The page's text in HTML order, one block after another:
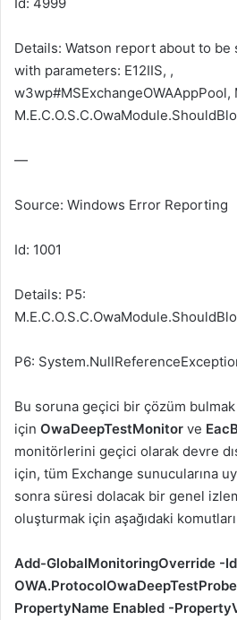
Id: 4999
Details: Watson report about to
with parameters: E12IIS, ,
w3wp#MSExchangeOWAAppPool,
—
Source: Windows Error Reporting
Id: 1001
Details: P5:
P6:
Bu soruna geçici bir çözüm bulmak
için OwaDeepTestMonitor ve
monitörlerini geçici olarak devre
için, tüm Exchange sunucularına
sonra süresi dolacak bir genel
oluşturmak için aşağıdaki komutları
Add-GlobalMonitoringOverride -
PropertyName Enabled -